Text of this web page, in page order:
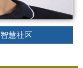
慧社区